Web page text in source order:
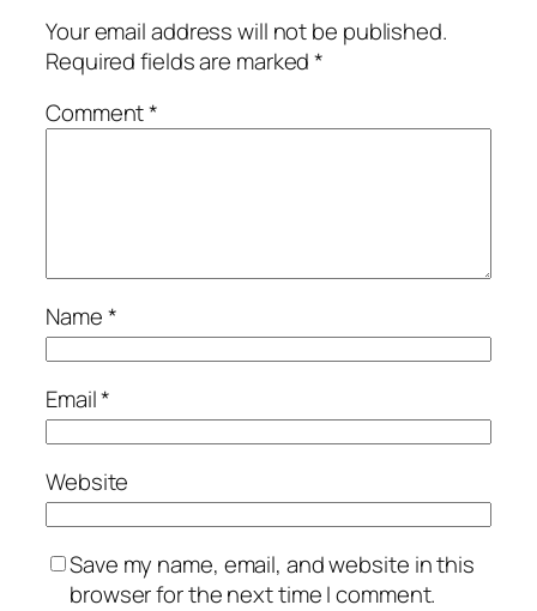
Your email address will not be published.
Required fields are marked*
Comment*
Name*
Email*
Website
Save my name, email, and website in this
browser for the next time I comment.